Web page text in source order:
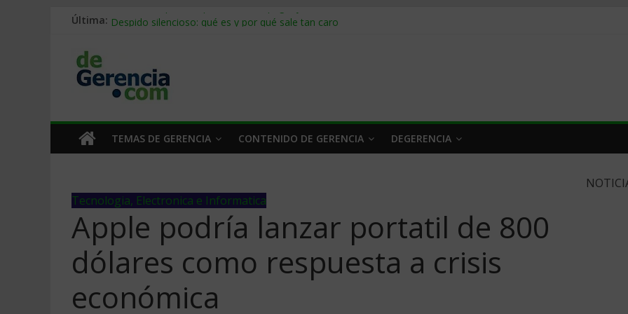
Última: Stablecoins para empresas: cómo pagar y cobrar en 2026
Trabajo forzoso en la cadena de suministro: qué hacer
Mercado hispano de EE. UU.: cómo segmentarlo y venderle
TEMAS DE GERENCIA CONTENIDO DE GERENCIA DEGERENCIA
Tecnologia, Electronica e Informatica
Apple podrí­a lanzar portatil de 800
dólares como respuesta a crisis
económica